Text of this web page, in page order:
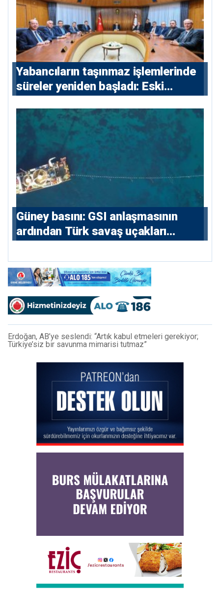
Yabancıların taşınmaz işlemlerinde
süreler yeniden başladı: Eski
konutlara 36 ay
Güney basını: ⁠GSI anlaşmasının
ardından Türk savaş uçakları
Erdoğan, AB’ye seslendi: “Artık kabul etmeleri gerekiyor;
Türkiye’siz bir savunma mimarisi tutmaz”